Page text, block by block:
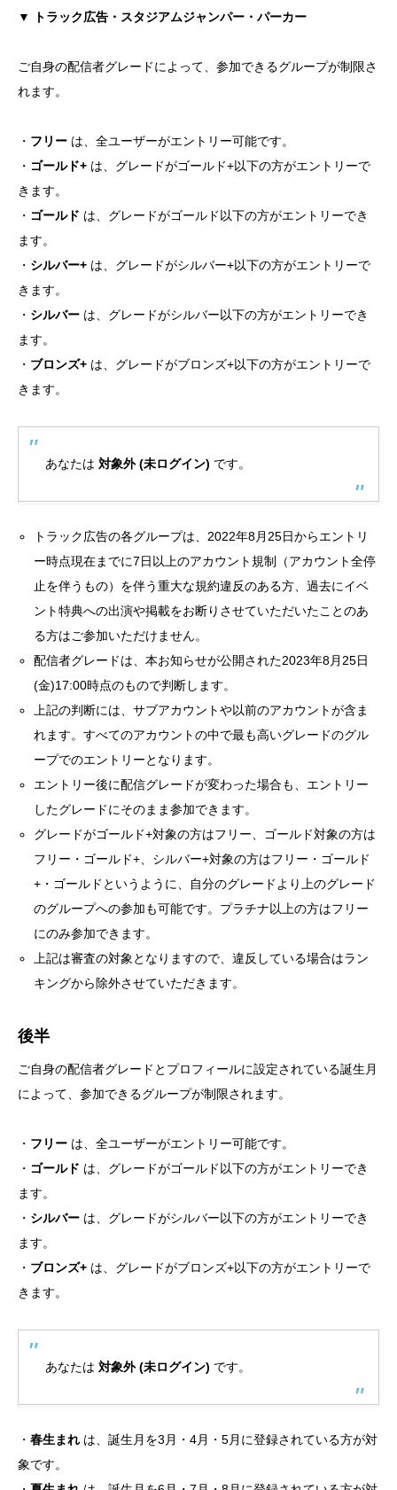
▼ トラック広告・スタジアムジャンパー・パーカー
ご自身の配信者グレードによって、参加できるグループが制限さ
れます。
・ フリー は、全ユーザーがエントリー可能です。
・ ゴールド+ は、グレードがゴールド+以下の方がエントリーで
きます。
・ ゴールド は、グレードがゴールド以下の方がエントリーでき
ます。
・ シルバー+ は、グレードがシルバー+以下の方がエントリーで
きます。
・ シルバー は、グレードがシルバー以下の方がエントリーでき
ます。
・ ブロンズ+ は、グレードがブロンズ+以下の方がエントリーで
きます。
あなたは 対象外 (未ログイン) です。
トラック広告の各グループは、2022年8月25日からエントリ
ー時点現在までに7日以上のアカウント規制（アカウント全停
止を伴うもの）を伴う重大な規約違反のある方、過去にイベ
ント特典への出演や掲載をお断りさせていただいたことのあ
る方はご参加いただけません。
配信者グレードは、本お知らせが公開された2023年8月25日
(金)17:00時点のもので判断します。
上記の判断には、サブアカウントや以前のアカウントが含ま
れます。すべてのアカウントの中で最も高いグレードのグル
ープでのエントリーとなります。
エントリー後に配信グレードが変わった場合も、エントリー
したグレードにそのまま参加できます。
グレードがゴールド+対象の方はフリー、ゴールド対象の方は
フリー・ゴールド+、シルバー+対象の方はフリー・ゴールド
+・ゴールドというように、自分のグレードより上のグレード
のグループへの参加も可能です。プラチナ以上の方はフリー
にのみ参加できます。
上記は審査の対象となりますので、違反している場合はラン
キングから除外させていただきます。
後半
ご自身の配信者グレードとプロフィールに設定されている誕生月
によって、参加できるグループが制限されます。
・ フリー は、全ユーザーがエントリー可能です。
・ ゴールド は、グレードがゴールド以下の方がエントリーでき
ます。
・ シルバー は、グレードがシルバー以下の方がエントリーでき
ます。
・ ブロンズ+ は、グレードがブロンズ+以下の方がエントリーで
きます。
あなたは 対象外 (未ログイン) です。
・ 春生まれ は、誕生月を3月・4月・5月に登録されている方が対
象です。